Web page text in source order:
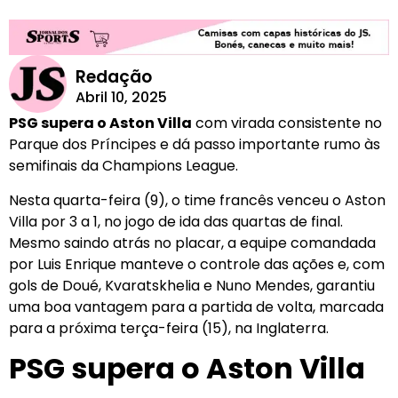
Redação
Abril 10, 2025
PSG supera o Aston Villa com virada consistente no
Parque dos Príncipes e dá passo importante rumo às
semifinais da Champions League.
Nesta quarta-feira (9), o time francês venceu o Aston
Villa por 3 a 1, no jogo de ida das quartas de final.
Mesmo saindo atrás no placar, a equipe comandada
por Luis Enrique manteve o controle das ações e, com
gols de Doué, Kvaratskhelia e Nuno Mendes, garantiu
uma boa vantagem para a partida de volta, marcada
para a próxima terça-feira (15), na Inglaterra.
PSG supera o Aston Villa